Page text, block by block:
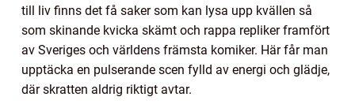
till liv finns det få saker som kan lysa upp kvällen så
som skinande kvicka skämt och rappa repliker framfört
av Sveriges och världens främsta komiker. Här får man
upptäcka en pulserande scen fylld av energi och glädje,
där skratten aldrig riktigt avtar.